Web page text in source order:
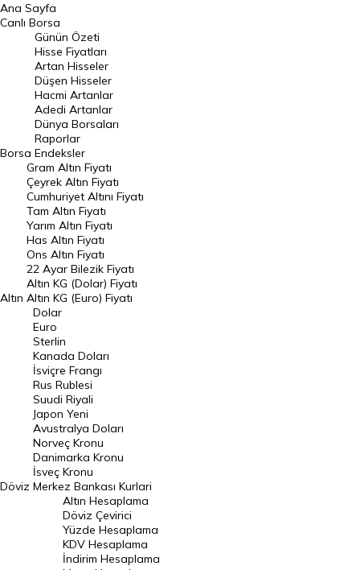
BIST 100 Hisseleri
En Çok Artan Hisseler
En Çok Düşen Hisseler
Hacmi Artanlar
Geçmiş Kapanışlar
Dünya Borsaları
Raporlar
Endeksler
DÖVİZ
Döviz Kuru
Dolar Kuru
Euro Kuru
Pound Kuru
Frank Kuru
Riyal Kuru
Avustralya Doları
Danimarka Kronu Kuru
Kanada Doları Kuru
Norveç Kronu Kuru
İsveç Kronu Kuru
Japon Yeni Kuru
Serbest Piyasa Döviz Kurları
Ana Sayfa
Canlı Borsa
Borsa
Günün Özeti
Hisse Fiyatları
Artan Hisseler
Düşen Hisseler
Hacmi Artanlar
Adedi Artanlar
Dünya Borsaları
Raporlar
Endeksler
Altın
Gram Altın Fiyatı
Çeyrek Altın Fiyatı
Cumhuriyet Altını Fiyatı
Tam Altın Fiyatı
Yarım Altın Fiyatı
Has Altın Fiyatı
Ons Altın Fiyatı
22 Ayar Bilezik Fiyatı
Altın KG (Dolar) Fiyatı
Altın KG (Euro) Fiyatı
Döviz
Dolar
Euro
Sterlin
Kanada Doları
İsviçre Frangı
Rus Rublesi
Suudi Riyali
Japon Yeni
Avustralya Doları
Norveç Kronu
Danimarka Kronu
İsveç Kronu
Merkez Bankası Kurlari
Altın Hesaplama
Döviz Çevirici
Yüzde Hesaplama
KDV Hesaplama
İndirim Hesaplama